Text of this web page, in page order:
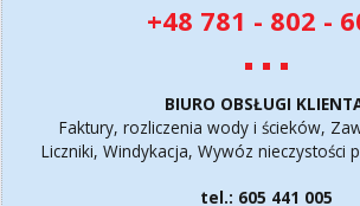
+48 781 - 802 -
BIURO OBSŁUGI
Faktury, rozliczenia wody i ścieków,
Liczniki, Windykacja, Wywóz nieczystości
tel.: 605 441 005